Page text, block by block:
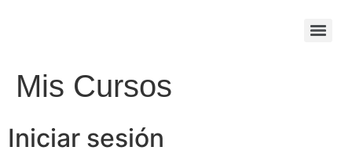
Mis Cursos
Iniciar sesión